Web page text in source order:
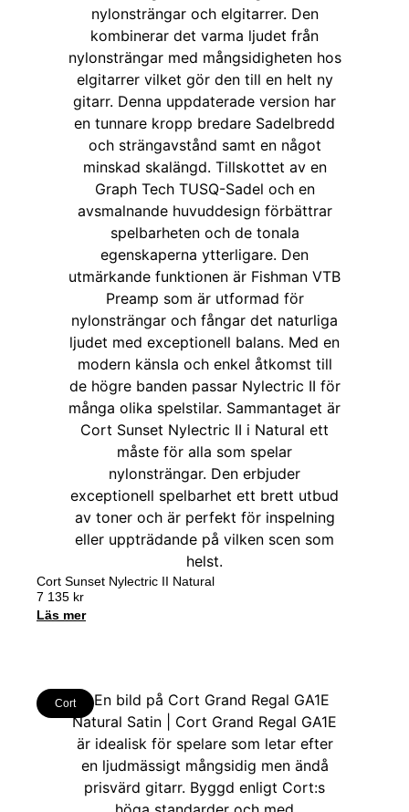
Cort Sunset Nylectric II Natural
7 135 kr
Läs mer
Cort